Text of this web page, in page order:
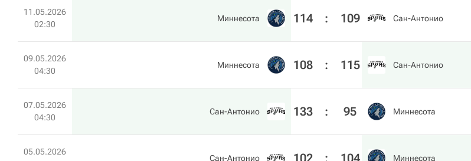
11.05.2026
02:30
Миннесота 114 : 109 Сан-Антонио
09.05.2026
04:30
Миннесота 108 : 115 Сан-Антонио
07.05.2026
04:30
Сан-Антонио 133 : 95 Миннесота
05.05.2026
Сан-Антонио 102 : 104 Миннесота